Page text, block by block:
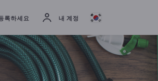
록하세요 내 계정
체2 제조업체